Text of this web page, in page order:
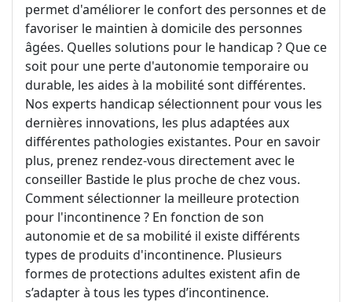
permet d'améliorer le confort des personnes et de
favoriser le maintien à domicile des personnes
âgées. Quelles solutions pour le handicap ? Que ce
soit pour une perte d'autonomie temporaire ou
durable, les aides à la mobilité sont différentes.
Nos experts handicap sélectionnent pour vous les
dernières innovations, les plus adaptées aux
différentes pathologies existantes. Pour en savoir
plus, prenez rendez-vous directement avec le
conseiller Bastide le plus proche de chez vous.
Comment sélectionner la meilleure protection
pour l'incontinence ? En fonction de son
autonomie et de sa mobilité il existe différents
types de produits d'incontinence. Plusieurs
formes de protections adultes existent afin de
s’adapter à tous les types d’incontinence.